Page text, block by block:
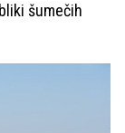
šumečih